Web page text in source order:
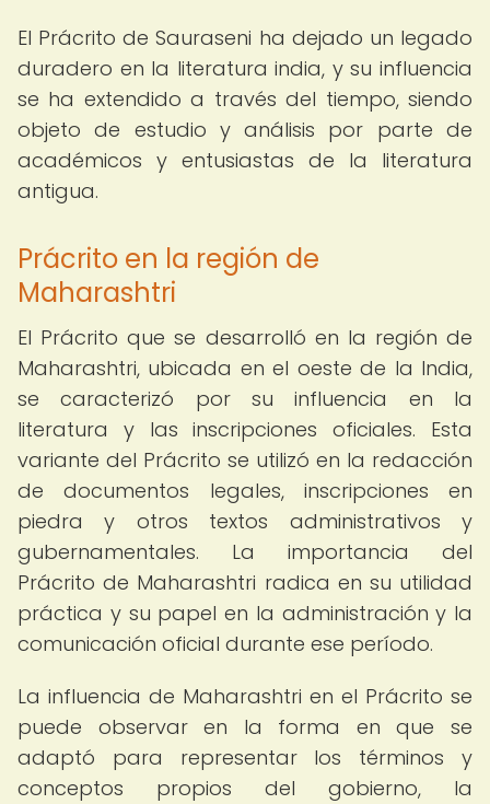
El Prácrito de Sauraseni ha dejado un legado
duradero en la literatura india, y su influencia
se ha extendido a través del tiempo, siendo
objeto de estudio y análisis por parte de
académicos y entusiastas de la literatura
antigua.
Prácrito en la región de
Maharashtri
El Prácrito que se desarrolló en la región de
Maharashtri, ubicada en el oeste de la India,
se caracterizó por su influencia en la
literatura y las inscripciones oficiales. Esta
variante del Prácrito se utilizó en la redacción
de documentos legales, inscripciones en
piedra y otros textos administrativos y
gubernamentales. La importancia del
Prácrito de Maharashtri radica en su utilidad
práctica y su papel en la administración y la
comunicación oficial durante ese período.
La influencia de Maharashtri en el Prácrito se
puede observar en la forma en que se
adaptó para representar los términos y
conceptos propios del gobierno, la